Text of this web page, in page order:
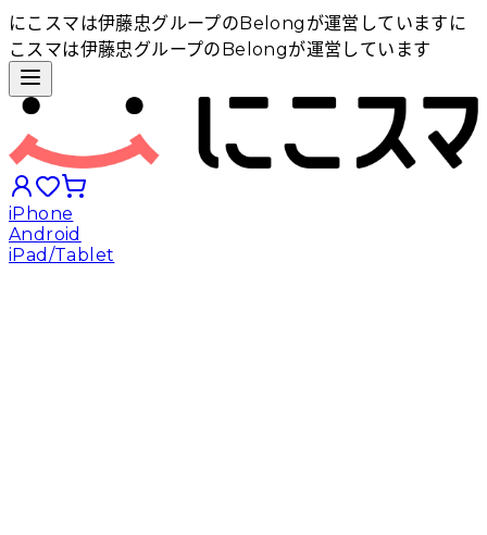
にこスマは伊藤忠グループのBelongが運営しています に
こスマは伊藤忠グループのBelongが運営しています
iPhone
Android
iPad/Tablet